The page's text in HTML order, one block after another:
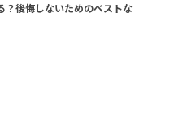
？後悔しないためのベストな